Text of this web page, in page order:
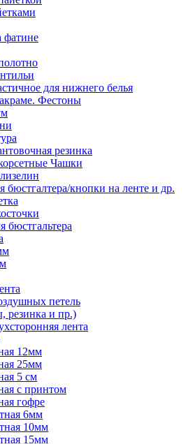
для нижнего белья
Фестоны
резинка
Чашки
бюстгалтера/кнопки на ленте и др.
бюстгальтера
петель
резинка и пр.)
лента
12мм
25мм
5 см
с принтом
гофре
6мм
10мм
15мм